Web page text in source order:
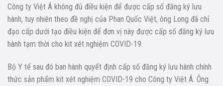
Công ty Việt Á không đủ điều kiện để được cấp số đăng ký lưu
hành, tuy nhiên theo đề nghị của Phan Quốc Việt, ông Long đã chỉ
đạo cấp dưới tạo điều kiện để đơn vị này được cấp số đăng ký lưu
hành tạm thời cho kit xét nghiệm COVID-19.
Bộ Y tế sau đó ban hành quyết định cấp số đăng ký lưu hành chính
thức sản phẩm kit xét nghiệm COVID-19 cho Công ty Việt Á. Ông